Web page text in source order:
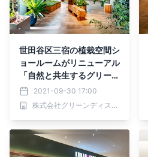
世田谷区三宿の植栽空間シ
ョールームがリニューアル
「自然と共生するグリーン
デザイン」
2021-09-30 17:00
株式会社グリーンディスプレイ